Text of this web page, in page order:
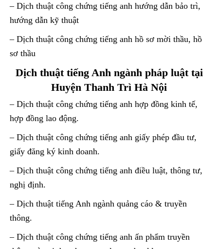
– Dịch thuật công chứng tiếng anh hướng dẫn bảo trì,
hướng dẫn kỹ thuật
– Dịch thuật công chứng tiếng anh hồ sơ mời thầu, hồ
sơ thầu
Dịch thuật tiếng Anh ngành pháp luật tại
Huyện Thanh Trì Hà Nội
– Dịch thuật công chứng tiếng anh hợp đồng kinh tế,
hợp đồng lao động.
– Dịch thuật công chứng tiếng anh giấy phép đầu tư,
giấy đăng ký kinh doanh.
– Dịch thuật công chứng tiếng anh điều luật, thông tư,
nghị định.
– Dịch thuật tiếng Anh ngành quảng cáo & truyền
thông.
– Dịch thuật công chứng tiếng anh ấn phẩm truyền